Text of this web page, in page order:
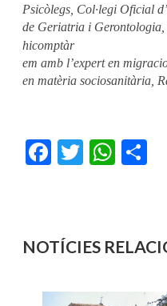
Psicòlegs, Col·legi Oficial
de Geriatria i
hicomptàr
em amb l’expert en
en matèria sociosanitària,
Facebook
Twitter WhatsApp
NOTÍCIES